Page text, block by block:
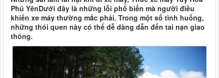
Phú YênDưới đây là những lỗi phổ biến mà người điều
khiển xe máy thường mắc phải. Trong một số tình huống,
những thói quen này có thể dễ dàng dẫn đến tai nạn giao
thông.